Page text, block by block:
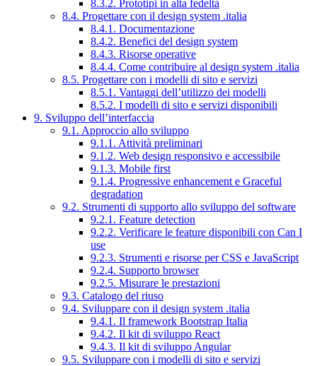
8.3.2. Prototipi in alta fedeltà
8.4. Progettare con il design system .italia
8.4.1. Documentazione
8.4.2. Benefici del design system
8.4.3. Risorse operative
8.4.4. Come contribuire al design system .italia
8.5. Progettare con i modelli di sito e servizi
8.5.1. Vantaggi dell’utilizzo dei modelli
8.5.2. I modelli di sito e servizi disponibili
9. Sviluppo dell’interfaccia
9.1. Approccio allo sviluppo
9.1.1. Attività preliminari
9.1.2. Web design responsivo e accessibile
9.1.3. Mobile first
9.1.4. Progressive enhancement e Graceful
degradation
9.2. Strumenti di supporto allo sviluppo del software
9.2.1. Feature detection
9.2.2. Verificare le feature disponibili con Can I
use
9.2.3. Strumenti e risorse per CSS e JavaScript
9.2.4. Supporto browser
9.2.5. Misurare le prestazioni
9.3. Catalogo del riuso
9.4. Sviluppare con il design system .italia
9.4.1. Il framework Bootstrap Italia
9.4.2. Il kit di sviluppo React
9.4.3. Il kit di sviluppo Angular
9.5. Sviluppare con i modelli di sito e servizi